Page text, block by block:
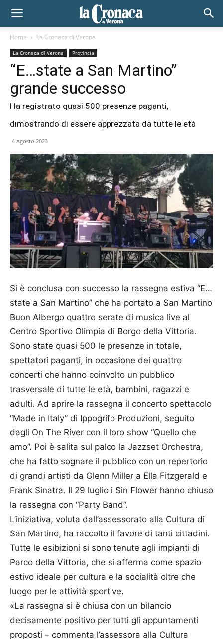
Home La Cronaca di Verona
La Cronaca di Verona Provincia
“E…state a San Martino”
grande successo
Ha registrato quasi 500 presenze paganti,
dimostrando di essere apprezzata da tutte le età
4 Agosto 2023
Si è conclusa con successo la rassegna estiva “E…
state a San Martino” che ha portato a San Martino
Buon Albergo quattro serate di musica live al
Centro Sportivo Olimpia di Borgo della Vittoria.
Sono state quasi 500 le presenze in totale,
spettatori paganti, in occasione dei quattro
concerti che hanno coinvolto un pubblico
trasversale di tutte le età, bambini, ragazzi e
adulti. Ad aprire la rassegna il concerto spettacolo
“Made in Italy” di Ippogrifo Produzioni, seguito
dagli On The River con il loro show “Quello che
amo”. Poi è salita sul palco la Jazzset Orchestra,
che ha fatto sognare il pubblico con un repertorio
di grandi artisti da Glenn Miller a Ella Fitzgerald e
Frank Sinatra. Il 29 luglio i Sin Flower hanno chiuso
la rassegna con “Party Band”.
L’iniziativa, voluta dall’assessorato alla Cultura di
San Martino, ha raccolto il favore di tanti cittadini.
Tutte le esibizioni si sono tenute agli impianti di
Parco della Vittoria, che si afferma come spazio
estivo ideale per cultura e la socialità oltre che
luogo per le attività sportive.
«La rassegna si è chiusa con un bilancio
decisamente positivo per tutti gli appuntamenti
proposti – commenta l’assessora alla Cultura